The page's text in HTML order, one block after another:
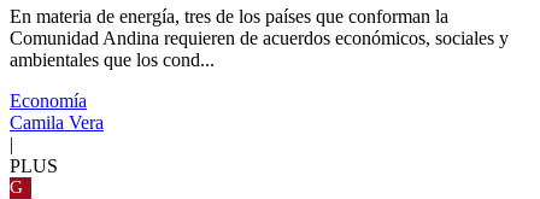
En materia de energía, tres de los países que conforman la
Comunidad Andina requieren de acuerdos económicos, sociales y
ambientales que los cond...
Economía
Camila Vera
|
PLUS
G